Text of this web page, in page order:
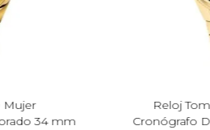
Reloj Tommy Hilfiger
Cronógrafo Dorado